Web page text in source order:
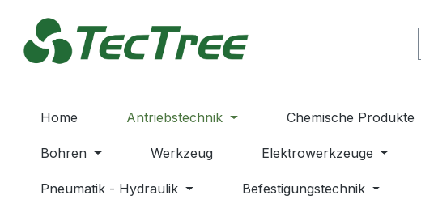
Hauptinhalt springen
Zur Suche springen
Zur Hauptnavigation springen
Home Antriebstechnik Chemische Produkte
Bohren Werkzeug Elektrowerkzeuge
Pneumatik - Hydraulik Befestigungstechnik